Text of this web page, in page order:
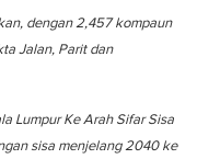
dengan 2,457 kompaun
Jalan, Parit dan
Lumpur Ke Arah Sifar Sisa
sisa menjelang 2040 ke